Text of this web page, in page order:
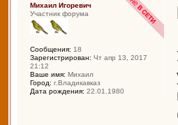
Михаил Игоревич
Участник форума
Сообщения: 18
Зарегистрирован: Чт апр 13, 2017
21:12
Ваше имя: Михаил
Город: г.Владикавказ
Дата рождения: 22.01.1980